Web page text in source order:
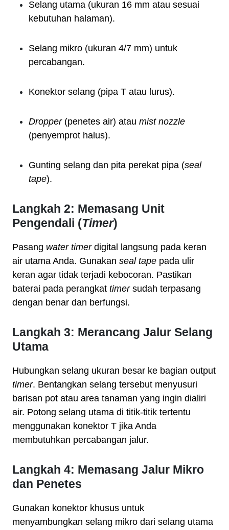
Selang utama (ukuran 16 mm atau sesuai
kebutuhan halaman).
Selang mikro (ukuran 4/7 mm) untuk
percabangan.
Konektor selang (pipa T atau lurus).
Dropper(penetes air) atau mist nozzle
(penyemprot halus).
Gunting selang dan pita perekat pipa (seal
tape).
Langkah 2: Memasang Unit
Pengendali (Timer)
Pasang water timerdigital langsung pada keran
air utama Anda. Gunakan seal tape pada ulir
keran agar tidak terjadi kebocoran. Pastikan
baterai pada perangkat timersudah terpasang
dengan benar dan berfungsi.
Langkah 3: Merancang Jalur Selang
Utama
Hubungkan selang ukuran besar ke bagian output
timer. Bentangkan selang tersebut menyusuri
barisan pot atau area tanaman yang ingin dialiri
air. Potong selang utama di titik-titik tertentu
menggunakan konektor T jika Anda
membutuhkan percabangan jalur.
Langkah 4: Memasang Jalur Mikro
dan Penetes
Gunakan konektor khusus untuk
menyambungkan selang mikro dari selang utama